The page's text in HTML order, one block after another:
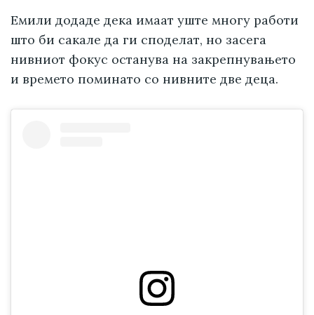
Емили додаде дека имаат уште многу работи
што би сакале да ги споделат, но засега
нивниот фокус останува на закрепнувањето
и времето поминато со нивните две деца.